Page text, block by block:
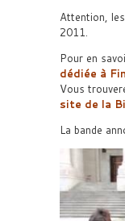
Attention,
2011.
Pour en
dédiée à
Vous
site de la
La bande